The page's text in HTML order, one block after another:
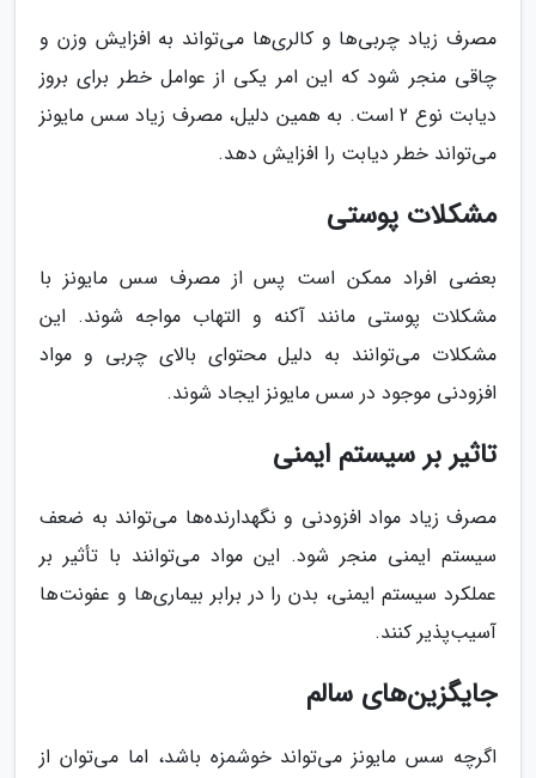
مصرف زیاد چربی‌ها و کالری‌ها می‌تواند به افزایش وزن و
چاقی منجر شود که این امر یکی از عوامل خطر برای بروز
دیابت نوع 2 است. به همین دلیل، مصرف زیاد سس مایونز
می‌تواند خطر دیابت را افزایش دهد.
مشکلات پوستی
بعضی افراد ممکن است پس از مصرف سس مایونز با
مشکلات پوستی مانند آکنه و التهاب مواجه شوند. این
مشکلات می‌توانند به دلیل محتوای بالای چربی و مواد
افزودنی موجود در سس مایونز ایجاد شوند.
تاثیر بر سیستم ایمنی
مصرف زیاد مواد افزودنی و نگهدارنده‌ها می‌تواند به ضعف
سیستم ایمنی منجر شود. این مواد می‌توانند با تأثیر بر
عملکرد سیستم ایمنی، بدن را در برابر بیماری‌ها و عفونت‌ها
آسیب‌پذیر کنند.
جایگزین‌های سالم
اگرچه سس مایونز می‌تواند خوشمزه باشد، اما می‌توان از